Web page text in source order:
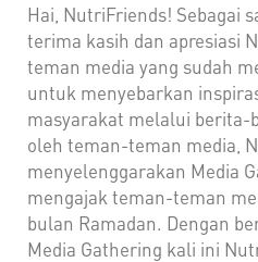
Hai, NutriFriends! Sebagai
terima kasih dan apresiasi
teman media yang sudah
untuk menyebarkan
masyarakat melalui berita-
oleh teman-teman media,
menyelenggarakan Media
mengajak teman-teman
bulan Ramadan. Dengan
Media Gathering kali ini